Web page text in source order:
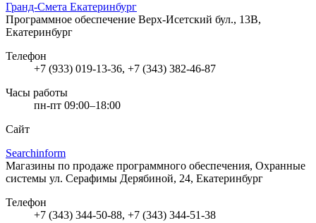
Гранд-Смета Екатеринбург
Программное обеспечение Верх-Исетский бул., 13В,
Екатеринбург
Телефон
+7 (933) 019-13-36, +7 (343) 382-46-87
Часы работы
пн-пт 09:00–18:00
Сайт
Searchinform
Магазины по продаже программного обеспечения, Охранные
системы ул. Серафимы Дерябиной, 24, Екатеринбург
Телефон
+7 (343) 344-50-88, +7 (343) 344-51-38